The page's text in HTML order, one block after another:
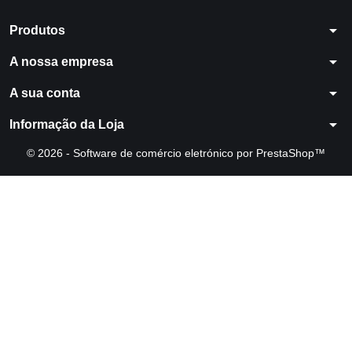
Produtos arrow_drop_down
A nossa empresa arrow_drop_down
A sua conta arrow_drop_down
Informação da Loja arrow_drop_down
© 2026 - Software de comércio eletrónico por PrestaShop™